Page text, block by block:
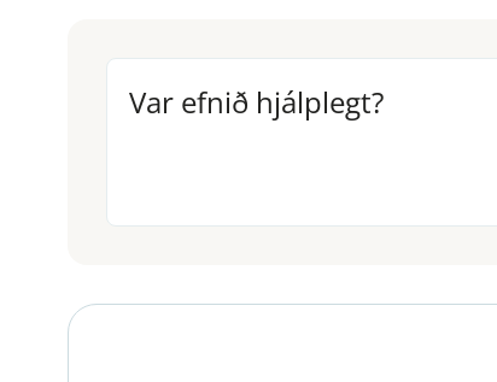
Var efnið hjálplegt?
Var efnið hjálplegt?